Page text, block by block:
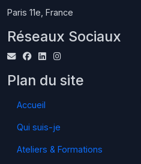
Paris 11e, France
Réseaux Sociaux
Plan du site
Accueil
Qui suis-je
Ateliers & Formations